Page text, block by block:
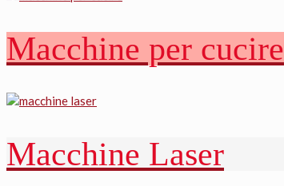
Macchine per cucire
Macchine Laser